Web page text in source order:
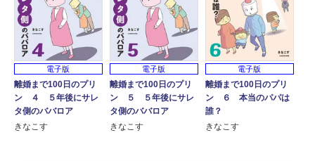
電子版
離婚まで100日のプリ
ン ４ ５年後にサレ
タ側のババロア
きなこす
電子版
離婚まで100日のプリ
ン ５ ５年後にサレ
タ側のババロア
きなこす
電子版
離婚まで100日のプリ
ン ６ 本当のパパは
誰？
きなこす